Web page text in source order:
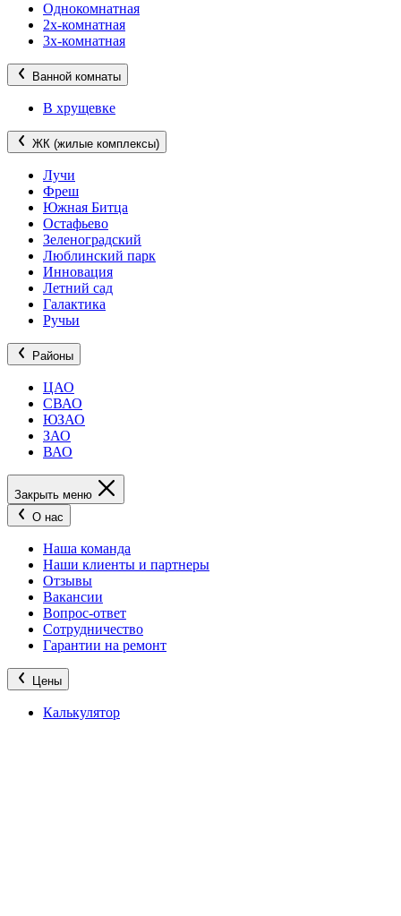
Однокомнатная
2х-комнатная
3х-комнатная
Ванной комнаты
В хрущевке
ЖК (жилые комплексы)
Лучи
Фреш
Южная Битца
Остафьево
Зеленоградский
Люблинский парк
Инновация
Летний сад
Галактика
Ручьи
Районы
ЦАО
СВАО
ЮЗАО
ЗАО
ВАО
Закрыть меню
О нас
Наша команда
Наши клиенты и партнеры
Отзывы
Вакансии
Вопрос-ответ
Сотрудничество
Гарантии на ремонт
Цены
Калькулятор